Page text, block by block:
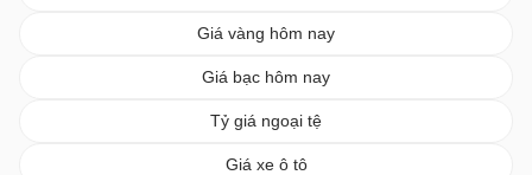
Giá vàng hôm nay
Giá bạc hôm nay
Tỷ giá ngoại tệ
Giá xe ô tô